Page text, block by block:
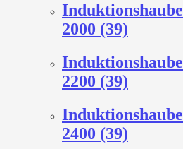
Induktionshaube
2000 (39)
Induktionshaube
2200 (39)
Induktionshaube
2400 (39)